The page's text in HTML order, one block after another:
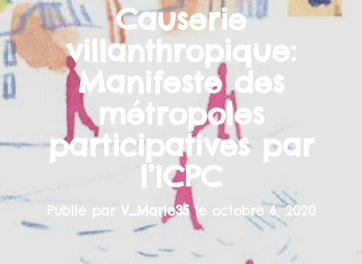
L
Causerie
villanthropique:
Manifeste des
métropoles
participatives par
l’ICPC
Publié par V_Marie35le octobre 6, 2020